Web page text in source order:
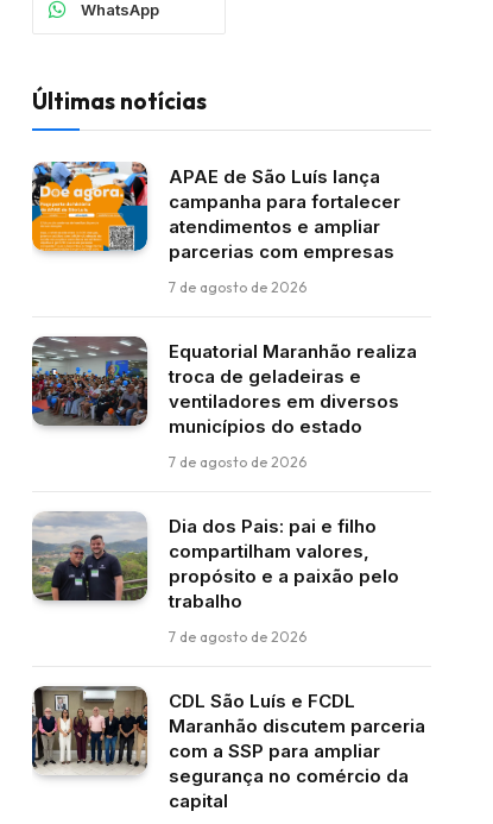
WhatsApp
Últimas notícias
APAE de São Luís lança
campanha para fortalecer
atendimentos e ampliar
parcerias com empresas
7 de agosto de 2026
Equatorial Maranhão realiza
troca de geladeiras e
ventiladores em diversos
municípios do estado
7 de agosto de 2026
Dia dos Pais: pai e filho
compartilham valores,
propósito e a paixão pelo
trabalho
7 de agosto de 2026
CDL São Luís e FCDL
Maranhão discutem parceria
com a SSP para ampliar
segurança no comércio da
capital